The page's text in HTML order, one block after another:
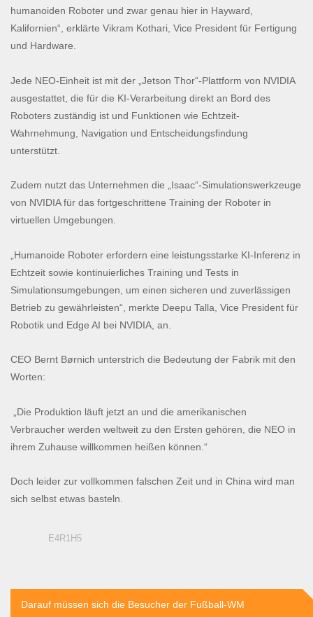
humanoiden Roboter und zwar genau hier in Hayward,
Kalifornien“, erklärte Vikram Kothari, Vice President für Fertigung
und Hardware.
Jede NEO-Einheit ist mit der „Jetson Thor“-Plattform von NVIDIA
ausgestattet, die für die KI-Verarbeitung direkt an Bord des
Roboters zuständig ist und Funktionen wie Echtzeit-
Wahrnehmung, Navigation und Entscheidungsfindung
unterstützt.
Zudem nutzt das Unternehmen die „Isaac“-Simulationswerkzeuge
von NVIDIA für das fortgeschrittene Training der Roboter in
virtuellen Umgebungen.
„Humanoide Roboter erfordern eine leistungsstarke KI-Inferenz in
Echtzeit sowie kontinuierliches Training und Tests in
Simulationsumgebungen, um einen sicheren und zuverlässigen
Betrieb zu gewährleisten“, merkte Deepu Talla, Vice President für
Robotik und Edge AI bei NVIDIA, an.
CEO Bernt Børnich unterstrich die Bedeutung der Fabrik mit den
Worten:
„Die Produktion läuft jetzt an und die amerikanischen
Verbraucher werden weltweit zu den Ersten gehören, die NEO in
ihrem Zuhause willkommen heißen können.“
Doch leider zur vollkommen falschen Zeit und in China wird man
sich selbst etwas basteln.
E4R1H5
Beitragsnavigation
Darauf müssen sich die Besucher der Fußball-WM